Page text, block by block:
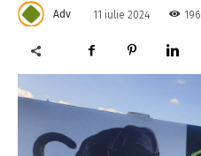
Adv 11 iulie 2024